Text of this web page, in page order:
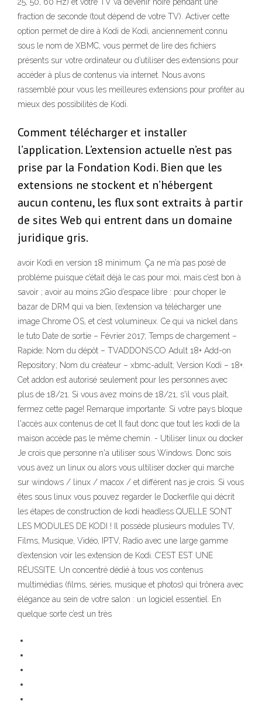
fraction de seconde (tout dépend de votre TV). Activer cette
option permet de dire à Kodi de Kodi, anciennement connu
sous le nom de XBMC, vous permet de lire des fichiers
présents sur votre ordinateur ou d’utiliser des extensions pour
accéder à plus de contenus via internet. Nous avons
rassemblé pour vous les meilleures extensions pour profiter au
mieux des possibilités de Kodi.
Comment télécharger et installer
l’application. L’extension actuelle n’est pas
prise par la Fondation Kodi. Bien que les
extensions ne stockent et n’hébergent
aucun contenu, les flux sont extraits à partir
de sites Web qui entrent dans un domaine
juridique gris.
avoir Kodi en version 18 mini­mum. Ça ne m’a pas posé de
problème puisque c’était déjà le cas pour moi, mais c’est bon à
savoir ; avoir au moins 2Gio d’es­pace libre : pour choper le
bazar de DRM qui va bien, l’ex­ten­sion va télé­char­ger une
image Chrome OS, et c’est volu­mi­neux. Ce qui va nickel dans
le tuto Date de sortie – Février 2017; Temps de chargement –
Rapide; Nom du dépôt – TVADDONS.CO Adult 18+ Add-on
Repository; Nom du créateur – xbmc-adult; Version Kodi – 18+.
Cet addon est autorisé seulement pour les personnes avec
plus de 18/21. Si vous avez moins de 18/21, s'il vous plaît,
fermez cette page! Remarque importante: Si votre pays bloque
l'accès aux contenus de cet Il faut donc que tout les kodi de la
maison accède pas le même chemin. - Utiliser linux ou docker
Je crois que personne n'a utiliser sous Windows. Donc sois
vous avez un linux ou alors vous ultiliser docker qui marche
sur windows / linux / macox / et différent nas je crois. Si vous
êtes sous linux vous pouvez regarder le Dockerfile qui décrit
les étapes de construction de kodi headless QUELLE SONT
LES MODULES DE KODI ! Il possède plusieurs modules TV,
Films, Musique, Vidéo, IPTV, Radio avec une large gamme
d’extension voir les extension de Kodi. C’EST EST UNE
RÉUSSITE. Un concentré dédié à tous vos contenus
multimédias (films, séries, musique et photos) qui trônera avec
élégance au sein de votre salon : un logiciel essentiel. En
quelque sorte c’est un très